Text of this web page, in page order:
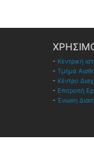
- Κεντρική
- Τμήμα
- Κέντρο
- Επιτροπή
- Ένωση